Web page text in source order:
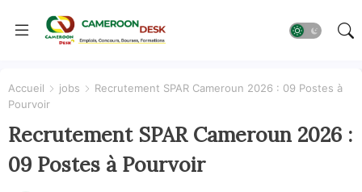
Accueil jobs
Recrutement SPAR Cameroun 2026 : 09 Postes à
Pourvoir
Recrutement SPAR Cameroun 2026 :
09 Postes à Pourvoir